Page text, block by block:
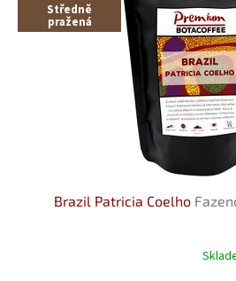
Středně
pražená
Brazil Patricia Coelho